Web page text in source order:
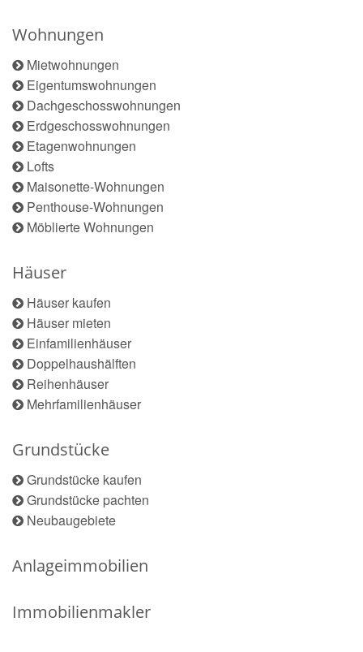
Wohnungen
Mietwohnungen
Eigentumswohnungen
Dachgeschosswohnungen
Erdgeschosswohnungen
Etagenwohnungen
Lofts
Maisonette-Wohnungen
Penthouse-Wohnungen
Möblierte Wohnungen
Häuser
Häuser kaufen
Häuser mieten
Einfamilienhäuser
Doppelhaushälften
Reihenhäuser
Mehrfamilienhäuser
Grundstücke
Grundstücke kaufen
Grundstücke pachten
Neubaugebiete
Anlageimmobilien
Immobilienmakler